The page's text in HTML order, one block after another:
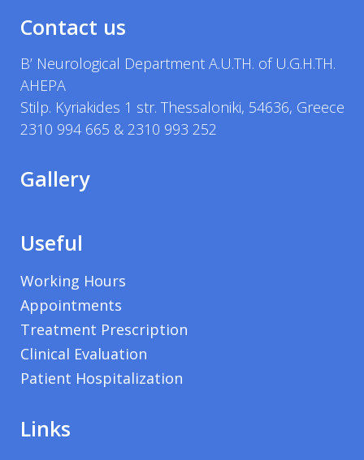
Contact us
B’ Neurological Department A.U.TH. of U.G.H.TH.
AHEPA
Stilp. Kyriakides 1 str. Thessaloniki, 54636, Greece
2310 994 665 & 2310 993 252
Gallery
Useful
Working Hours
Appointments
Treatment Prescription
Clinical Evaluation
Patient Hospitalization
Links